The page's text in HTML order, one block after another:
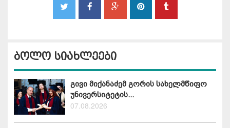
ბოლო სიახლეები
გივი მიქანაძემ გორის სახელმწიფო
უნივერსიტეტის...
07.08.2026